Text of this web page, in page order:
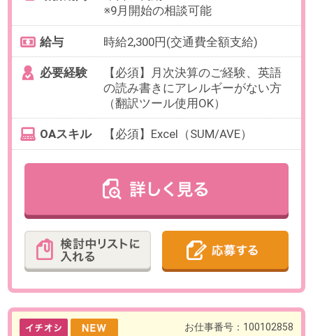
[Excel]関数（SUM、AVE）の理解
お仕事番号：100103027
サポート＠上場IT企業／六本木一
丁目駅スグ
最寄り駅
六本木一丁目駅 徒歩3分 / 六本
木駅 徒歩5分 / 溜池山王駅 徒